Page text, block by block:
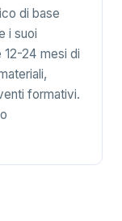
di base
i suoi
12-24 mesi di
formativi.